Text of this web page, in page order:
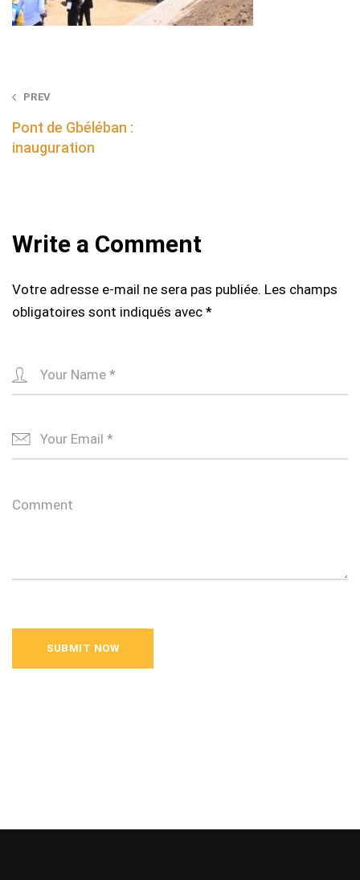
Post
navigation
PREV
Pont de Gbéléban :
inauguration
Write a Comment
Votre adresse e-mail ne sera pas publiée. Les champs
obligatoires sont indiqués avec *